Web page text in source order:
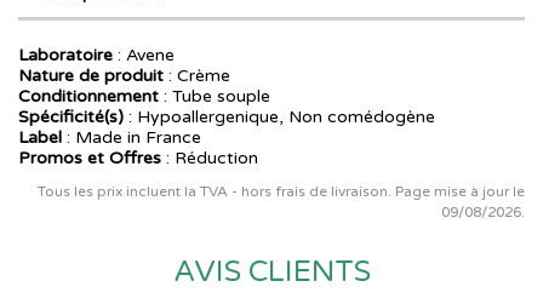
Laboratoire : Avene
Nature de produit : Crème
Conditionnement : Tube souple
Spécificité(s) : Hypoallergenique, Non comédogène
Label : Made in France
Promos et Offres : Réduction
Tous les prix incluent la TVA - hors frais de livraison. Page mise à jour le
09/08/2026.
AVIS CLIENTS